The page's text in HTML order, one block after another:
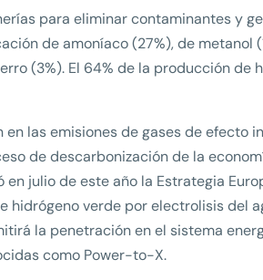
para eliminar contaminantes y
de amoníaco (27%), de metanol
(3%). El 64% de la producción de
las emisiones de gases de efecto
de descarbonización de la
julio de este año la Estrategia
hidrógeno verde por electrolisis del
la penetración en el sistema
como Power-to-X.